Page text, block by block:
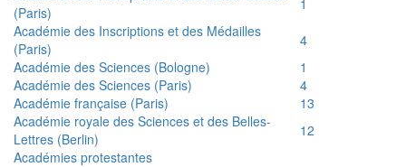
(Paris)
Académie des Inscriptions et des Médailles
(Paris)
4
Académie des Sciences (Bologne)
1
Académie des Sciences (Paris)
4
Académie française (Paris)
13
Académie royale des Sciences et des Belles-
Lettres (Berlin)
12
Académies protestantes